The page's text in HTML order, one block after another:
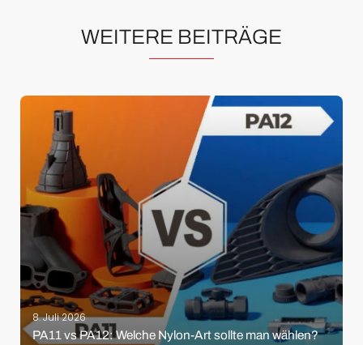
WEITERE BEITRÄGE
8. Juli 2026
PA11 vs PA12: Welche Nylon-Art sollte man wählen?